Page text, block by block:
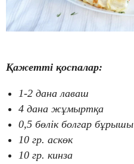
Қажетті қоспалар:
1-2 дана лаваш
4 дана жұмыртқа
0,5 бөлік болгар бұрышы
10 гр. аскөк
10 гр. кинза